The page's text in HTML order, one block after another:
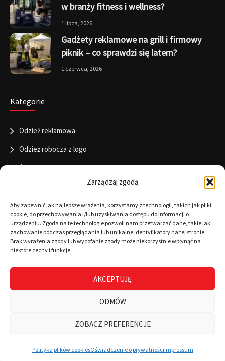
Zarządzaj zgodą
Aby zapewnić jak najlepsze wrażenia, korzystamy z technologii, takich jak pliki
cookie, do przechowywania i/lub uzyskiwania dostępu do informacji o
urządzeniu. Zgoda na te technologie pozwoli nam przetwarzać dane, takie jak
zachowanie podczas przeglądania lub unikalne identyfikatory na tej stronie.
Brak wyrażenia zgody lub wycofanie zgody może niekorzystnie wpłynąć na
niektóre cechy i funkcje.
AKCEPTUJĘ
ODMÓW
ZOBACZ PREFERENCJE
Polityka plików cookiesOświadczenie o prywatnościImpressum
Wszystkie kategorie Wyszukaj Mój koszyk
w branży fitness i wellness?
1 lipca, 2026
Gadżety reklamowe na grill i firmowy
piknik – co sprawdzi się latem?
1 czerwca, 2026
Kategorie
Odzież reklamowa
Odzież robocza z logo
Święta
Informacje
RODO
Polityka cookies
Warunki płatności